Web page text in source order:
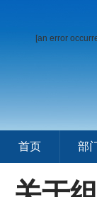
[an error
首页 部